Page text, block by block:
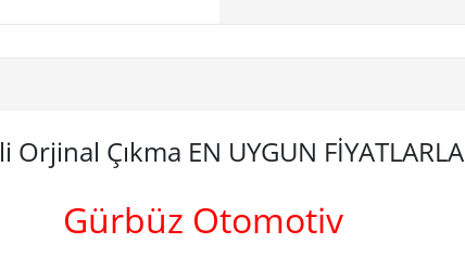
Çıkma EN UYGUN FİYATLARLA
Gürbüz Otomotiv